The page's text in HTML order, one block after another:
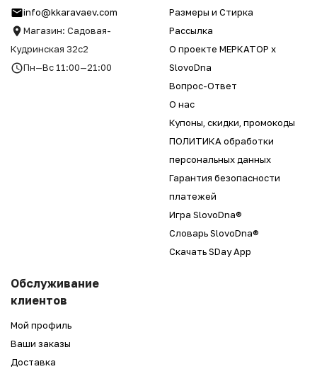
info@kkaravaev.com
Магазин: Садовая-
Кудринская 32с2
Пн—Вс 11:00—21:00
Размеры и Стирка
Рассылка
О проекте МЕРКАТОР x
SlovoDna
Вопрос-Ответ
О нас
Купоны, скидки, промокоды
ПОЛИТИКА обработки
персональных данных
Гарантия безопасности
платежей
Игра SlovoDna®
Словарь SlovoDna®
Скачать SDay App
Обслуживание
клиентов
Мой профиль
Ваши заказы
Доставка